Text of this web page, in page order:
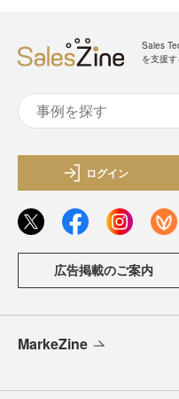
Sales
を支援す
ログイン
広告掲載のご案内
MarkeZine